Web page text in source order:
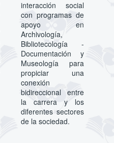
interacción social
con programas de
apoyo en
Archivología,
Bibliotecología -
Documentación y
Museología para
propiciar una
conexión
bidireccional entre
la carrera y los
diferentes sectores
de la sociedad.